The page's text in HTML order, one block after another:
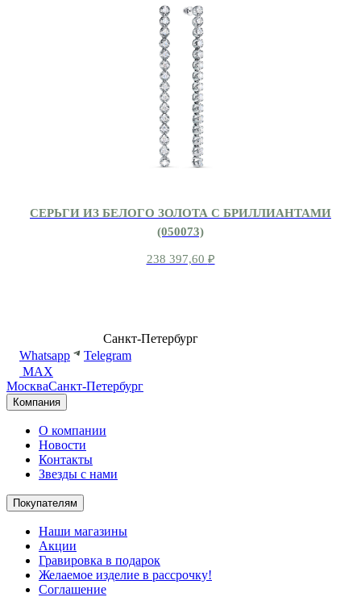
СЕРЬГИ ИЗ БЕЛОГО ЗОЛОТА С БРИЛЛИАНТАМИ
(050073)
238 397,60 ₽
Санкт-Петербург
Whatsapp
Telegram
MAX
МоскваСанкт-Петербург
Компания
О компании
Новости
Контакты
Звезды с нами
Покупателям
Наши магазины
Акции
Гравировка в подарок
Желаемое изделие в рассрочку!
Соглашение